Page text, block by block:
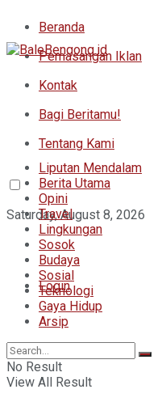
Beranda
Pemasangan Iklan
Kontak
Bagi Beritamu!
Tentang Kami
Saturday, August 8, 2026
Login
Liputan Mendalam
Berita Utama
Opini
Travel
Lingkungan
Sosok
Budaya
Sosial
Teknologi
Gaya Hidup
Arsip
No Result
View All Result